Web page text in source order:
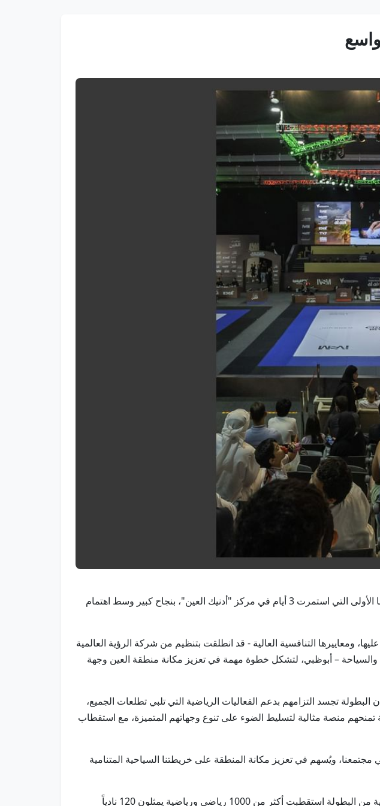
العين في 5 أغسطس/وام/ اختتمت بطولة أبوظبي العالمية للجرابلينج 2025 منافسات نسختها الأولى التي استمرت 3 أيام في مركز "أدنيك العين"، بنجاح كبير وسط اهتمام
ومعاييرها التنافسية العالية - قد انطلقت بتنظيم من شركة الرؤية العالمية
والسياحة – أبوظبي، لتشكل خطوة مهمة في تعزيز مكانة منطقة العين وجهة
تجسد التزامهم بدعم الفعاليات الرياضية التي تلبي تطلعات الجميع،
منصة مثالية لتسليط الضوء على تنوع وجهاتهم المتميزة، مع استقطاب
ويُسهم في تعزيز مكانة المنطقة على خريطتنا السياحية المتنامية
وأكد طارق البحري، المدير العام لشركة الرؤية العالمية للإدارة الرياضية، أن النسخة الافتتاحية من البطولة استقطبت أكثر من 1000 رياضي ورياضية يمثلون 120 نادياً